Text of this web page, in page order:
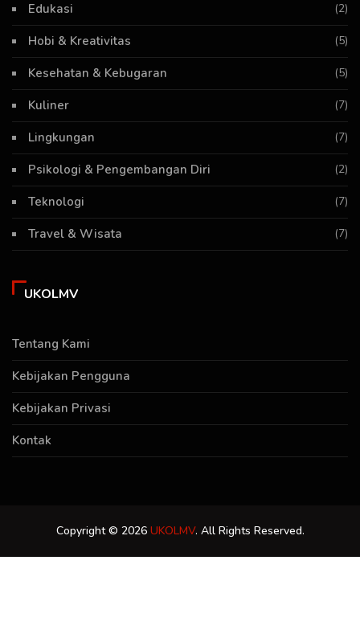
Edukasi (2)
Hobi & Kreativitas (5)
Kesehatan & Kebugaran (5)
Kuliner (7)
Lingkungan (7)
Psikologi & Pengembangan Diri (2)
Teknologi (7)
Travel & Wisata (7)
UKOLMV
Tentang Kami
Kebijakan Pengguna
Kebijakan Privasi
Kontak
Copyright © 2026 UKOLMV. All Rights Reserved.